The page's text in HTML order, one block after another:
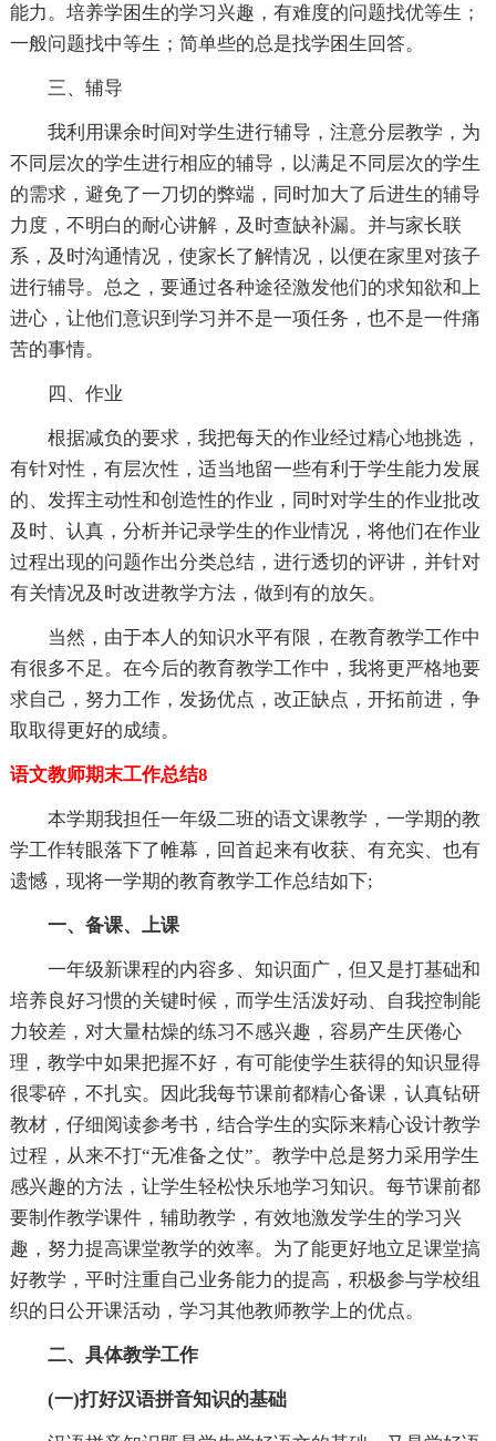
能力。培养学困生的学习兴趣，有难度的问题找优等生；
一般问题找中等生；简单些的总是找学困生回答。
三、辅导
我利用课余时间对学生进行辅导，注意分层教学，为
不同层次的学生进行相应的辅导，以满足不同层次的学生
的需求，避免了一刀切的弊端，同时加大了后进生的辅导
力度，不明白的耐心讲解，及时查缺补漏。并与家长联
系，及时沟通情况，使家长了解情况，以便在家里对孩子
进行辅导。总之，要通过各种途径激发他们的求知欲和上
进心，让他们意识到学习并不是一项任务，也不是一件痛
苦的事情。
四、作业
根据减负的要求，我把每天的作业经过精心地挑选，
有针对性，有层次性，适当地留一些有利于学生能力发展
的、发挥主动性和创造性的作业，同时对学生的作业批改
及时、认真，分析并记录学生的作业情况，将他们在作业
过程出现的问题作出分类总结，进行透切的评讲，并针对
有关情况及时改进教学方法，做到有的放矢。
当然，由于本人的知识水平有限，在教育教学工作中
有很多不足。在今后的教育教学工作中，我将更严格地要
求自己，努力工作，发扬优点，改正缺点，开拓前进，争
取取得更好的成绩。
语文教师期末工作总结8
本学期我担任一年级二班的语文课教学，一学期的教
学工作转眼落下了帷幕，回首起来有收获、有充实、也有
遗憾，现将一学期的教育教学工作总结如下;
一、备课、上课
一年级新课程的内容多、知识面广，但又是打基础和
培养良好习惯的关键时候，而学生活泼好动、自我控制能
力较差，对大量枯燥的练习不感兴趣，容易产生厌倦心
理，教学中如果把握不好，有可能使学生获得的知识显得
很零碎，不扎实。因此我每节课前都精心备课，认真钻研
教材，仔细阅读参考书，结合学生的实际来精心设计教学
过程，从来不打“无准备之仗”。教学中总是努力采用学生
感兴趣的方法，让学生轻松快乐地学习知识。每节课前都
要制作教学课件，辅助教学，有效地激发学生的学习兴
趣，努力提高课堂教学的效率。为了能更好地立足课堂搞
好教学，平时注重自己业务能力的提高，积极参与学校组
织的日公开课活动，学习其他教师教学上的优点。
二、具体教学工作
(一)打好汉语拼音知识的基础